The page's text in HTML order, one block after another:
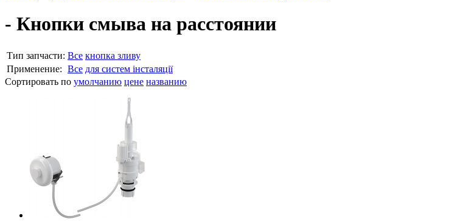
- Кнопки смыва на расстоянии
Тип запчасти: Все кнопка зливу
Применение: Все для систем інсталяції
Сортировать по умолчанию цене названию